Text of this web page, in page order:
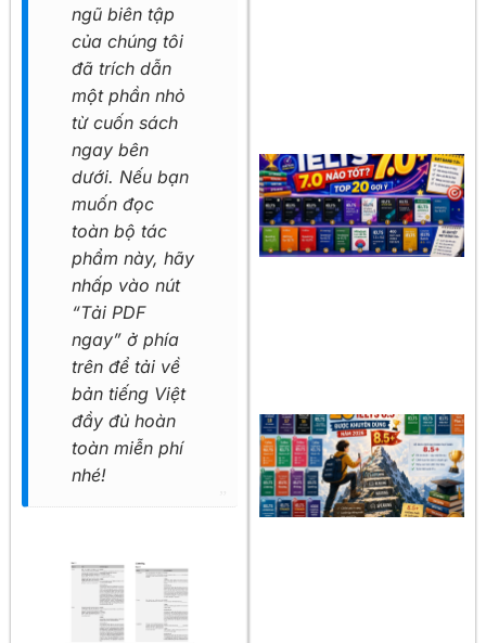
ngũ biên tập
của chúng tôi
đã trích dẫn
một phần nhỏ
từ cuốn sách
ngay bên
dưới. Nếu bạn
muốn đọc
toàn bộ tác
phẩm này, hãy
nhấp vào nút
“Tải PDF
ngay” ở phía
trên để tải về
bản tiếng Việt
đầy đủ hoàn
toàn miễn phí
nhé!